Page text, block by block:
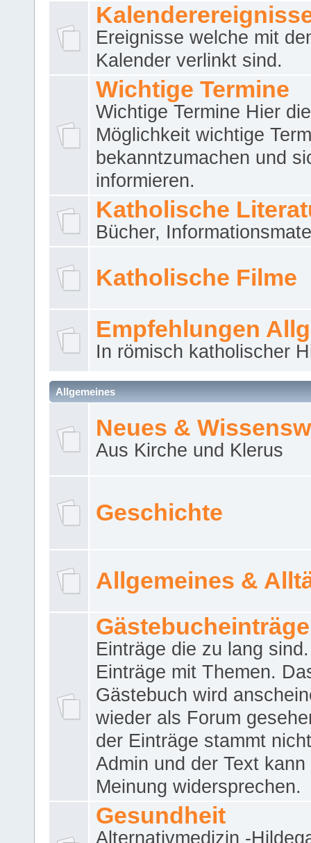
Ereignisse welche mit
Kalender verlinkt sind.
Wichtige Termine
Wichtige Termine Hier die
Möglichkeit wichtige
bekanntzumachen und
informieren.
Katholische
Bücher,
Katholische Filme
Empfehlungen
In römisch katholischer
Allgemeines
Neues &
Aus Kirche und Klerus
Geschichte
Allgemeines &
Gästebucheinträge
Einträge die zu lang
Einträge mit Themen.
Gästebuch wird
wieder als Forum
der Einträge stammt
Admin und der Text kann
Meinung widersprechen.
Gesundheit
Alternativmedizin -